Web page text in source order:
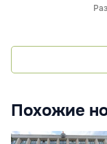
Похожие